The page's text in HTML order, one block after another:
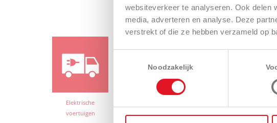
websiteverkeer te analyseren. Ook delen
media, adverteren en analyse. Deze
verstrekt of die ze hebben verzameld op
Noodzakelijk
Elektrische
voertuigen